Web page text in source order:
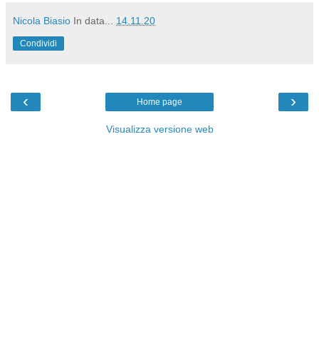
Nicola Biasio In data... 14.11.20
Condividi
‹ ›
Home page
Visualizza versione web